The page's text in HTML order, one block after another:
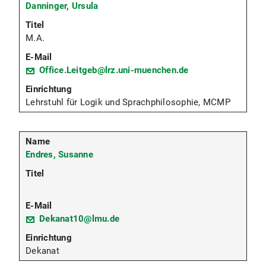
Danninger, Ursula
M.A.
Office.Leitgeb@lrz.uni-muenchen.de
Lehrstuhl für Logik und Sprachphilosophie, MCMP
Endres, Susanne
Dekanat10@lmu.de
Dekanat